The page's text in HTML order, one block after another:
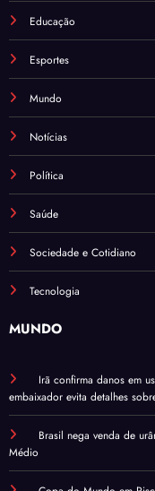
Educação
Esportes
Mundo
Notícias
Política
Saúde
Sociedade e Cotidiano
Tecnologia
MUNDO
Irã confirma danos em
embaixador evita detalhes
Brasil nega venda de
Médio